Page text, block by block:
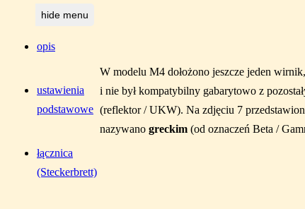
hide menu
opis
ustawienia
podstawowe
łącznica
(Steckerbrett)
W modelu M4 dołożono jeszcze jeden
i nie był kompatybilny gabarytowo z
(reflektor / UKW). Na zdjęciu 7
nazywano greckim (od oznaczeń Beta /